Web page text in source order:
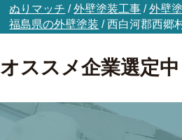
ぬりマッチ /外壁塗装工事 /外壁
福島県の外壁塗装 /西白河郡西郷
オススメ企業選定中